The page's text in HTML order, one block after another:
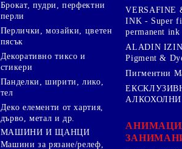
Брокат, пудри, перфектни
перли
Перлички, мозайки, цветен
пясък
Декоративно тиксо и
стикери
Панделки, ширити, лико,
тел
Деко елементи от хартия,
дърво, метал и др.
МАШИНИ И ЩАНЦИ
Машини за рязане/релеф,
VERSAFINE
INK - Super
permanent ink
ALADIN
Pigment &
Пигментни
АЛКОХОЛНИ